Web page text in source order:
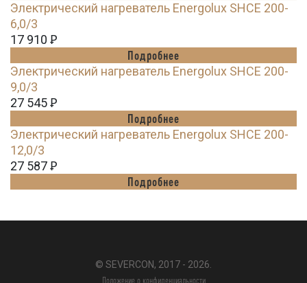
Электрический нагреватель Energolux SHCE 200-
6,0/3
17 910 Ꝑ
Подробнее
Электрический нагреватель Energolux SHCE 200-
9,0/3
27 545Ꝑ
Подробнее
Электрический нагреватель Energolux SHCE 200-
12,0/3
27 587Ꝑ
Подробнее
© SEVERCON, 2017 - 2026.
Положение о конфиденциальности